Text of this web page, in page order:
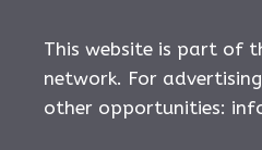
This website is part of
network. For
other opportunities: